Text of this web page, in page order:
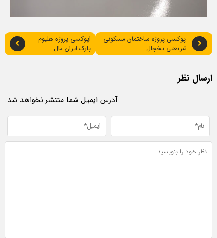
اپوکسی پروژه ساختمان مسکونی
شریعتی یخچال
اپوکسی پروژه هلیوم
پارک ایران مال
ارسال نظر
آدرس ایمیل شما منتشر نخواهد شد.